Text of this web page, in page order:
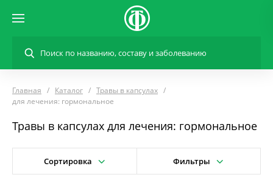
Главная Каталог
Травы в капсулах
для лечения: гормональное
Травы в капсулах для лечения: гормональное
Сортировка Фильтры